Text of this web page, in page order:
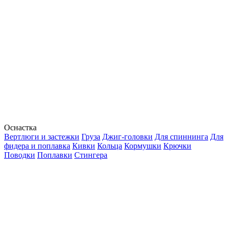
Оснастка
Вертлюги и застежки Груза Джиг-головки Для спиннинга Для
фидера и поплавка Кивки Кольца Кормушки Крючки
Поводки Поплавки Стингера